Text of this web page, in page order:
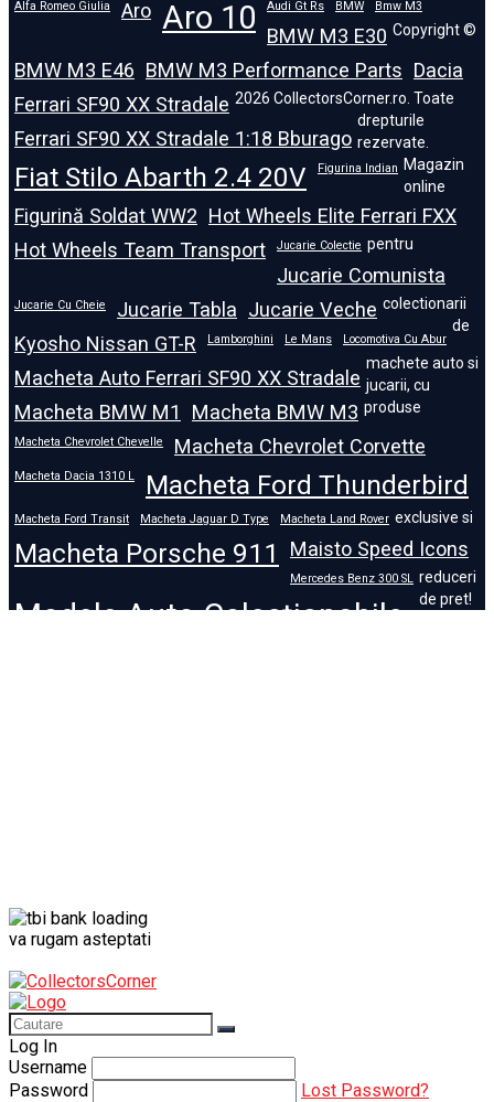
Alfa Romeo Giulia Aro Aro 10 Audi Gt Rs BMW Bmw M3
BMW M3 E30
BMW M3 E46 BMW M3 Performance Parts Dacia
Ferrari SF90 XX Stradale
Ferrari SF90 XX Stradale 1:18 Bburago
Fiat Stilo Abarth 2.4 20V Figurina Indian
Figurină Soldat WW2 Hot Wheels Elite Ferrari FXX
Hot Wheels Team Transport
Jucarie Colectie
Jucarie Comunista
Jucarie Cu Cheie Jucarie Tabla Jucarie Veche
Kyosho Nissan GT-R
Lamborghini Le Mans Locomotiva Cu Abur
Macheta Auto Ferrari SF90 XX Stradale
Macheta BMW M1
Macheta BMW M3
Macheta Chevrolet Chevelle Macheta Chevrolet Corvette
Macheta Dacia 1310 L Macheta Ford Thunderbird
Macheta Ford Transit Macheta Jaguar D Type Macheta Land Rover
Macheta Porsche 911 Maisto Speed Icons
Mercedes Benz 300 SL
Modele Auto Colecționabile.
Copyright ©
2026 CollectorsCorner.ro. Toate
drepturile
rezervate.
Magazin
online
pentru
colectionarii
de
machete auto si
jucarii, cu
produse
exclusive si
reduceri
de pret!
va rugam asteptati
Log In
Username
Password
Lost Password?